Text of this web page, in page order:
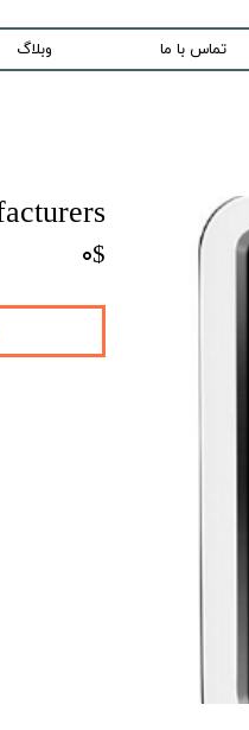
تماس با ما وبلاگ
۰$